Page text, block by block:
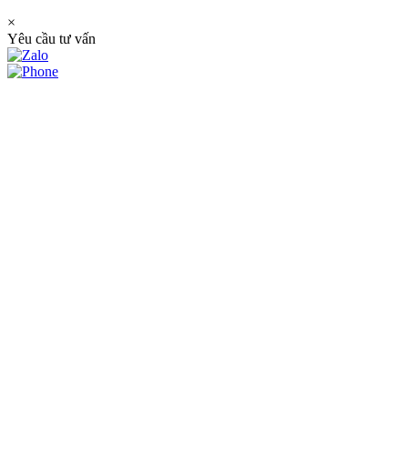
×
Yêu cầu tư vấn